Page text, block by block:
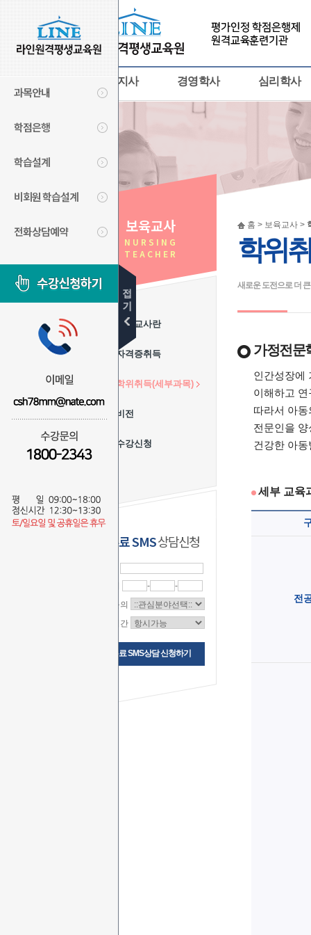
과목안내
학점은행
학습설계
비회원 학습설계
전화상담예약
사회복지사 경영학사 심리학사
보육교사
NURSING
TEACHER
보육교사란
자격증취득
학위취득(세부과목)
비전
수강신청
무료 SMS상담신청
-
-
상담문의
상담시간
무료 SMS상담 신청하기
홈 > 보육교사 >
학위
새로운 도전으로 더
가정전문
인간성장에
이해하고
따라서 아
전문인을
건강한 아
세부 교육
전